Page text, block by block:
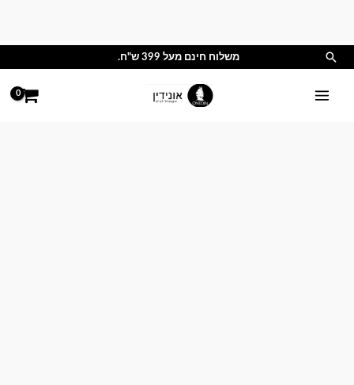
חיפוש משלוח חינם מעל 399 ש"ח.